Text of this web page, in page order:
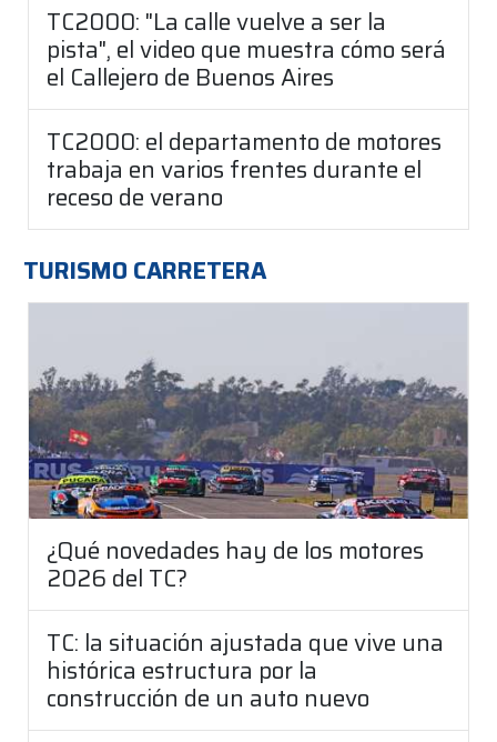
TC2000: "La calle vuelve a ser la
pista", el video que muestra cómo será
el Callejero de Buenos Aires
TC2000: el departamento de motores
trabaja en varios frentes durante el
receso de verano
TURISMO CARRETERA
¿Qué novedades hay de los motores
2026 del TC?
TC: la situación ajustada que vive una
histórica estructura por la
construcción de un auto nuevo